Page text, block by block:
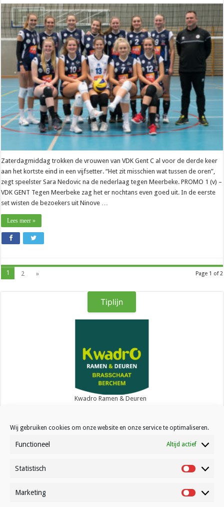
Wij gebruiken cookies om onze website en onze service te optimaliseren.
Functioneel Altijd actief
Statistisch Statistisch
Marketing
–
Drie
vijfsetters
op
rij,
maar
nog
geen
overwinning
voor
VDK
Gent
Zaterdagmiddag trokken de vrouwen van VDK Gent C al voor de derde keer
aan het kortste eind in een vijfsetter. “Het zit misschien wat tussen de oren”,
zegt speelster Sara Nedovic na de nederlaag tegen Meerbeke. PROMO 1 (v) –
VDK GENT Tegen Meerbeke zag het er nochtans even goed uit. In de eerste
set wisten de bezoekers uit Ninove …
Lees meer »
Page 1 of 2
1 2 »
Tiplijn
Kwadro Ramen & Deuren
Contact